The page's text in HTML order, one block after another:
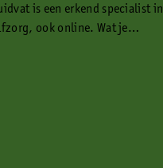
is een erkend specialist in
ook online. Wat je